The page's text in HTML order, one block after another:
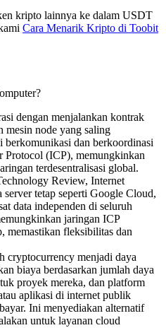
kripto lainnya ke dalam USDT
Cara Menarik Kripto di Toobit
dengan menjalankan kontrak
mesin node yang saling
dan berkoordinasi
Protocol (ICP), memungkinkan
terdesentralisasi global.
Review, Internet
tetap seperti Google Cloud,
data independen di seluruh
jaringan ICP
memastikan fleksibilitas dan
cryptocurrency menjadi daya
biaya berdasarkan jumlah daya
proyek mereka, dan platform
aplikasi di internet publik
Ini menyediakan alternatif
untuk layanan cloud